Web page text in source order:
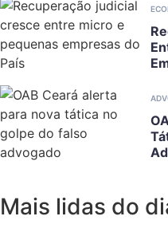
Mais lidas do